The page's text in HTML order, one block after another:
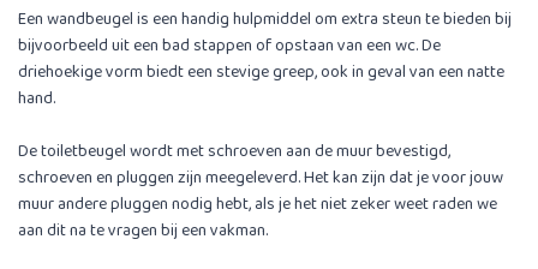
Een wandbeugel is een handig hulpmiddel om extra steun te bieden bij
bijvoorbeeld uit een bad stappen of opstaan van een wc. De
driehoekige vorm biedt een stevige greep, ook in geval van een natte
hand.
De toiletbeugel wordt met schroeven aan de muur bevestigd,
schroeven en pluggen zijn meegeleverd. Het kan zijn dat je voor jouw
muur andere pluggen nodig hebt, als je het niet zeker weet raden we
aan dit na te vragen bij een vakman.